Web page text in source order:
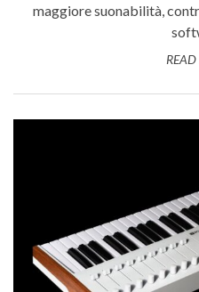
maggiore suonabilità,